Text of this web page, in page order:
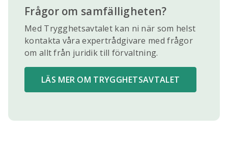
Frågor om samfälligheten?
Med Trygghetsavtalet kan ni när som helst
kontakta våra expertrådgivare med frågor
om allt från juridik till förvaltning.
LÄS MER OM TRYGGHETSAVTALET